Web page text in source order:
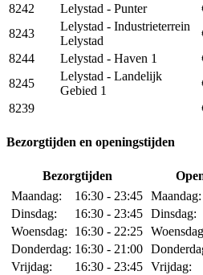
8242
Lelystad - Punter
8243
Lelystad - Industrieterrein
Lelystad
8244
Lelystad - Haven 1
8245
Lelystad - Landelijk
Gebied 1
8239
Bezorgtijden en openingstijden
Bezorgtijden
Maandag:
16:30 - 23:45
Dinsdag:
16:30 - 23:45
Woensdag:
16:30 - 22:25
Donderdag: 16:30 - 21:00
Vrijdag:
16:30 - 23:45
Maandag:
Dinsdag:
Vrijdag: